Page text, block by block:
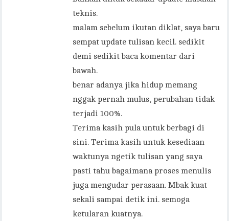
teknis.
malam sebelum ikutan diklat, saya baru
sempat update tulisan kecil. sedikit
demi sedikit baca komentar dari
bawah.
benar adanya jika hidup memang
nggak pernah mulus, perubahan tidak
terjadi 100%.
Terima kasih pula untuk berbagi di
sini. Terima kasih untuk kesediaan
waktunya ngetik tulisan yang saya
pasti tahu bagaimana proses menulis
juga mengudar perasaan. Mbak kuat
sekali sampai detik ini. semoga
ketularan kuatnya.